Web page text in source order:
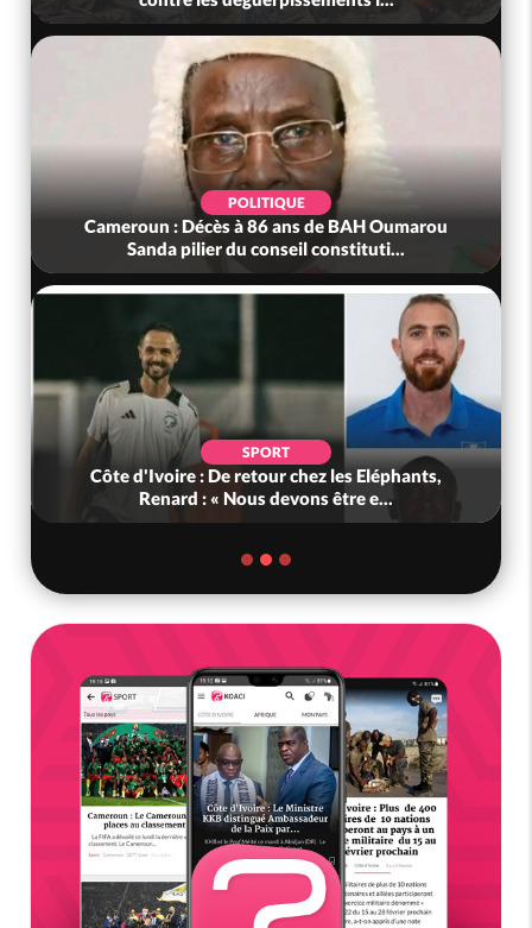
POLITIQUE
Cameroun : Décès à 86 ans de BAH Oumarou
Sanda pilier du conseil constituti...
SPORT
Côte d'Ivoire : De retour chez les Eléphants,
Renard : « Nous devons être e...